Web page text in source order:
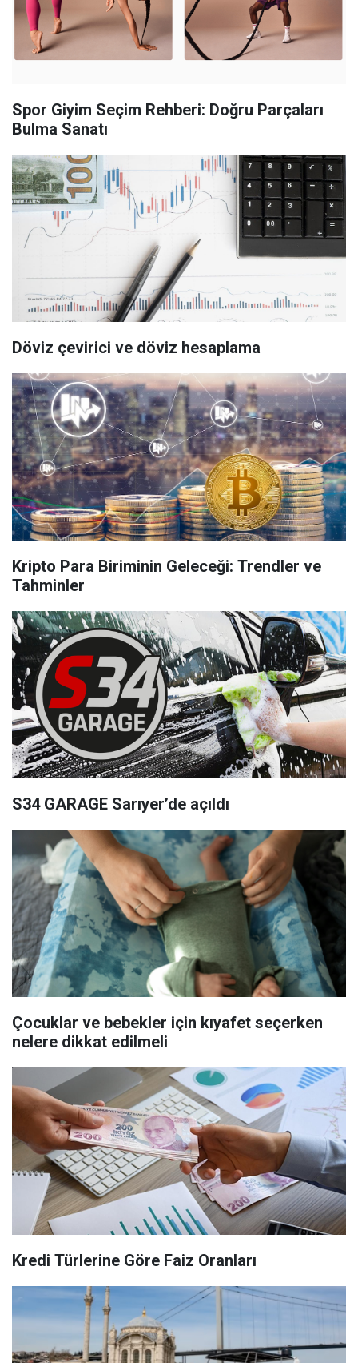
Spor Giyim Seçim Rehberi: Doğru Parçaları
Bulma Sanatı
Döviz çevirici ve döviz hesaplama
Kripto Para Biriminin Geleceği: Trendler ve
Tahminler
S34 GARAGE Sarıyer’de açıldı
Çocuklar ve bebekler için kıyafet seçerken
nelere dikkat edilmeli
Kredi Türlerine Göre Faiz Oranları